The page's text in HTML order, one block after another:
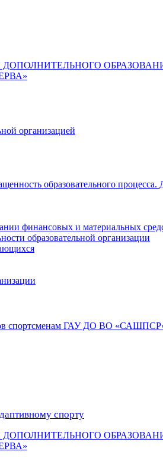
организацией
образовательного процесса.
финансовых и материальных
образовательной организации
спортсменам ГАУ ДО ВО
спорту